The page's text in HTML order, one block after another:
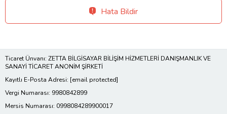
Hata Bildir
Ticaret Ünvanı: ZETTA BİLGİSAYAR BİLİŞİM HİZMETLERİ DANIŞMANLIK VE
SANAYİ TİCARET ANONİM ŞİRKETİ
Kayıtlı E-Posta Adresi: [email protected]
Vergi Numarası: 9980842899
Mersis Numarası: 0998084289900017